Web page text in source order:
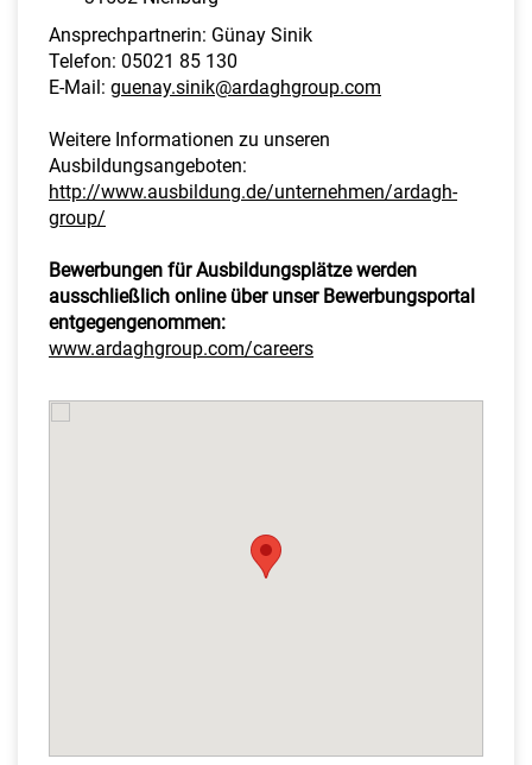
Ansprechpartnerin: Günay Sinik
Telefon: 05021 85 130
E-Mail: guenay.sinik@ardaghgroup.com
Weitere Informationen zu unseren
Ausbildungsangeboten:
http://www.ausbildung.de/unternehmen/ardagh-
group/
Bewerbungen für Ausbildungsplätze werden
ausschließlich online über unser Bewerbungsportal
entgegengenommen:
www.ardaghgroup.com/careers